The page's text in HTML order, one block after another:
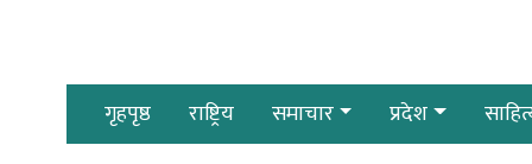
गृहपृष्ठ राष्ट्रिय समाचार प्रदेश